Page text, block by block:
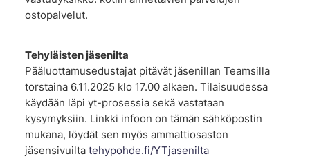
ostopalvelut.
Tehyläisten jäsenilta
Pääluottamusedustajat pitävät jäsenillan Teamsilla
torstaina 6.11.2025 klo 17.00 alkaen. Tilaisuudessa
käydään läpi yt-prosessia sekä vastataan
kysymyksiin. Linkki infoon on tämän sähköpostin
mukana, löydät sen myös ammattiosaston
jäsensivuilta tehypohde.fi/YTjasenilta